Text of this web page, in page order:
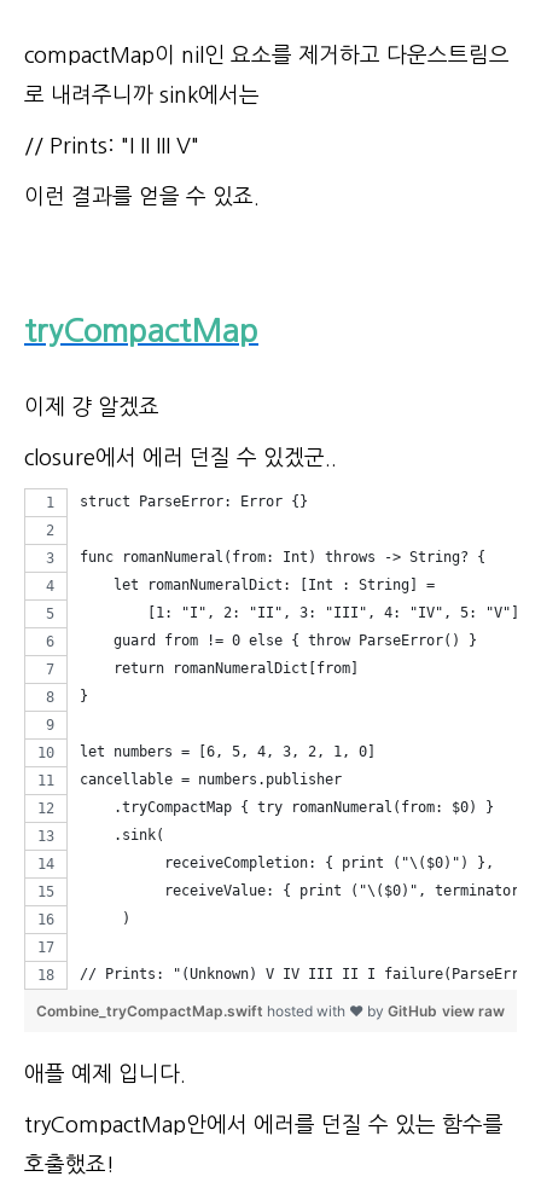
compactMap이 nil인 요소를 제거하고 다운스트림으
로 내려주니까 sink에서는
// Prints: "I II III V"
이런 결과를 얻을 수 있죠.
tryCompactMap
이제 걍 알겠죠
closure에서 에러 던질 수 있겠군..
struct ParseError: Error {}
func romanNumeral(from: Int) throws -> String? {
    let romanNumeralDict: [Int : String] =
        [1: "I", 2: "II", 3: "III", 4: "IV", 5: "V"]
    guard from != 0 else { throw ParseError() }
    return romanNumeralDict[from]
}
let numbers = [6, 5, 4, 3, 2, 1, 0]
cancellable = numbers.publisher
    .tryCompactMap { try romanNumeral(from: $0) }
    .sink(
          receiveCompletion: { print ("\($0)") },
receiveValue: { print ("\($0)", terminator:
     )
// Prints: "(Unknown) V IV III II I
view raw
Combine_tryCompactMap.swift hosted with ❤ by GitHub
애플 예제 입니다.
tryCompactMap안에서 에러를 던질 수 있는 함수를
호출했죠!